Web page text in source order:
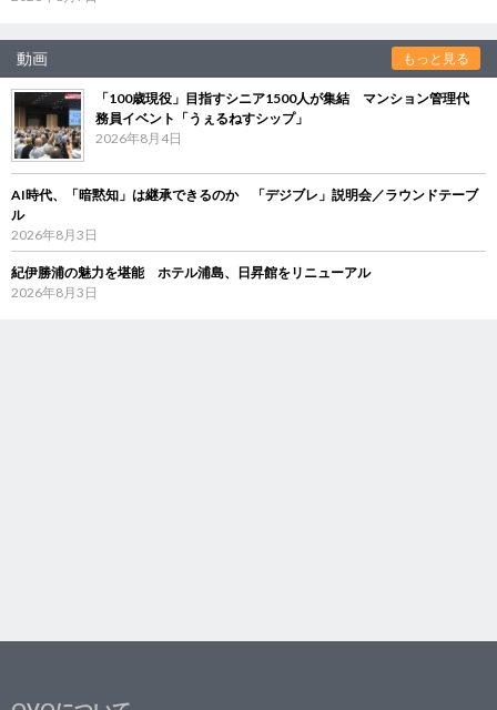
動画 もっと見る
「100歳現役」目指すシニア1500人が集結 マンション管理代
務員イベント「うぇるねすシップ」
2026年8月4日
AI時代、「暗黙知」は継承できるのか 「デジブレ」説明会／ラウンドテーブ
ル
2026年8月3日
紀伊勝浦の魅力を堪能 ホテル浦島、日昇館をリニューアル
2026年8月3日